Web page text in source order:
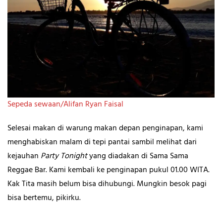
Sepeda sewaan/Alifan Ryan Faisal
Selesai makan di warung makan depan penginapan, kami
menghabiskan malam di tepi pantai sambil melihat dari
kejauhan Party Tonightyang diadakan di Sama Sama
Reggae Bar. Kami kembali ke penginapan pukul 01.00 WITA.
Kak Tita masih belum bisa dihubungi. Mungkin besok pagi
bisa bertemu, pikirku.